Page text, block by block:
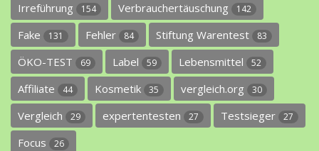
Irreführung 154 Verbrauchertäuschung 142
Fake 131 Fehler 84 Stiftung Warentest 83
ÖKO-TEST 69 Label 59 Lebensmittel 52
Affiliate 44 Kosmetik 35 vergleich.org 30
Vergleich 29 expertentesten 27 Testsieger 27
Focus 26